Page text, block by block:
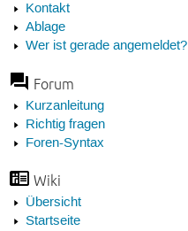
Kontakt
Ablage
Wer ist gerade angemeldet?
Forum
Kurzanleitung
Richtig fragen
Foren-Syntax
Wiki
Übersicht
Startseite